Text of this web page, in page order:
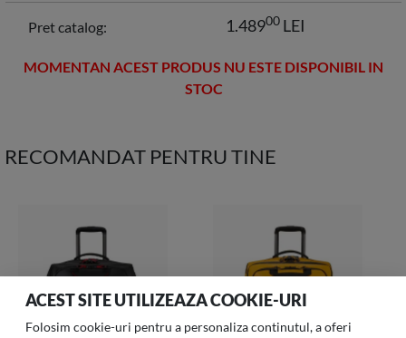
ACEST SITE UTILIZEAZA COOKIE-URI
Folosim cookie-uri pentru a personaliza continutul, a oferi
Pret catalog: 1.48900 LEI
MOMENTAN ACEST PRODUS NU ESTE DISPONIBIL IN
STOC
RECOMANDAT PENTRU TINE